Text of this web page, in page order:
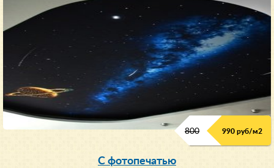
800 990 руб/м2
С фотопечатью